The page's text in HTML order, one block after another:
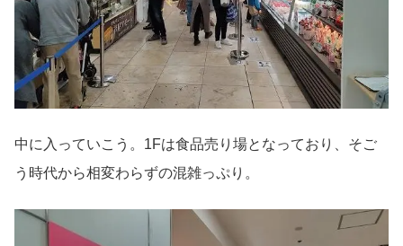
中に入っていこう。1Fは食品売り場となっており、そご
う時代から相変わらずの混雑っぷり。